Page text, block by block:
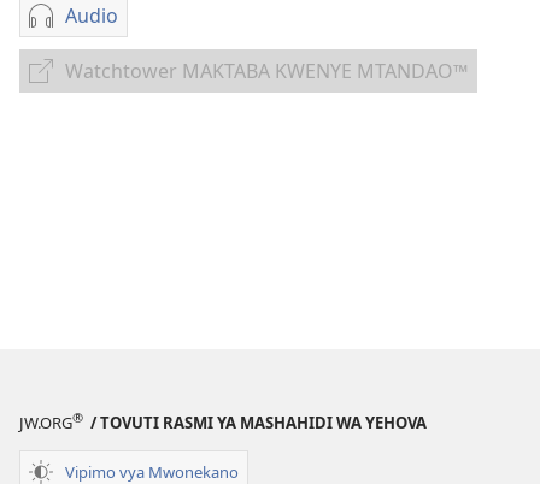
Audio
Mbinu
za
kupakua
Watchtower MAKTABA KWENYE MTANDAO™
Watchtower
JW.ORG® / TOVUTI RASMI YA MASHAHIDI WA YEHOVA
Vipimo vya Mwonekano